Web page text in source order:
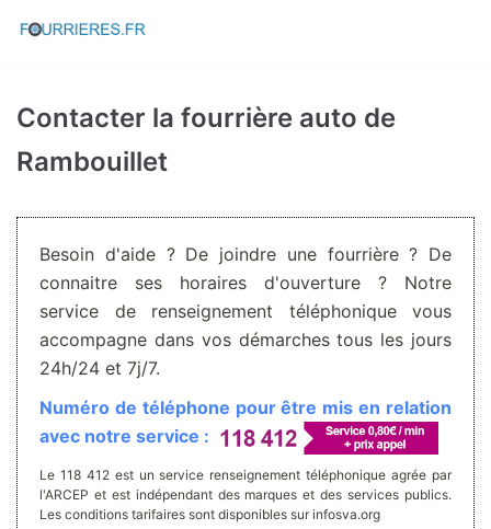
Aller
Contacter la fourrière auto de
Rambouillet
Besoin d'aide ? De joindre une fourrière ? De
connaitre ses horaires d'ouverture ? Notre
service de renseignement téléphonique vous
accompagne dans vos démarches tous les jours
24h/24 et 7j/7.
Numéro de téléphone pour être mis en relation
avec notre service :
Le 118 412 est un service renseignement téléphonique agrée par
l'ARCEP et est indépendant des marques et des services publics.
Les conditions tarifaires sont disponibles sur infosva.org